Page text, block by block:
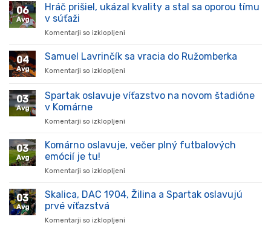
06
Avg
Hráč prišiel, ukázal kvality a stal sa oporou tímu
v súťaži
Komentarji so izklopljeni
prišiel,
stal
súťaži
04
Avg
Samuel Lavrinčík sa vracia do Ružomberka
Komentarji so izklopljeni
Lavrinčík
sa
03
Avg
Spartak oslavuje víťazstvo na novom štadióne
v Komárne
Komentarji so izklopljeni
oslavuje
v
03
Avg
Komárno oslavuje, večer plný futbalových
emócií je tu!
Komentarji so izklopljeni
oslavuje,
03
Avg
Skalica, DAC 1904, Žilina a Spartak oslavujú
prvé víťazstvá
Komentarji so izklopljeni